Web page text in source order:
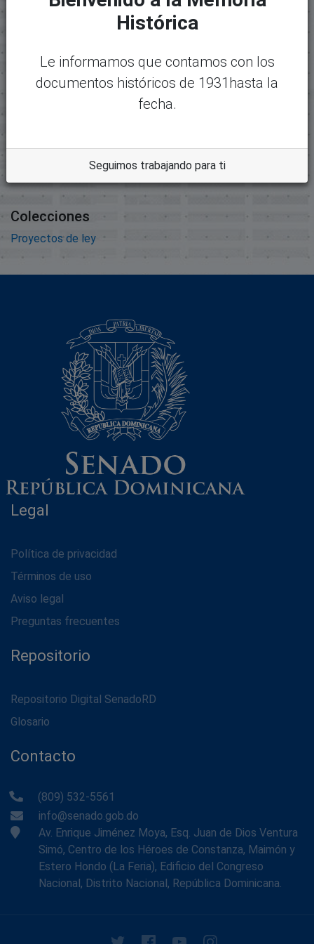
Tamaño:
1.77 MB
Format
Descripción:
Colecciones
Proyectos de ley
Legal
Política de privacidad
Términos de uso
Aviso legal
Preguntas frecuentes
Repositorio
Repositorio Digital SenadoRD
Glosario
Contacto
(809) 532-5561
info@senado.gob.do
Av. Enrique Jiménez Moya, Esq. Juan de Dios Ventura
Simó, Centro de los Héroes de Constanza, Maimón y
Estero Hondo (La Feria), Edificio del Congreso
Nacional, Distrito Nacional, República Dominicana.
Histórica
Le informamos que contamos con los
documentos históricos de 1931hasta la
fecha.
Seguimos trabajando para ti